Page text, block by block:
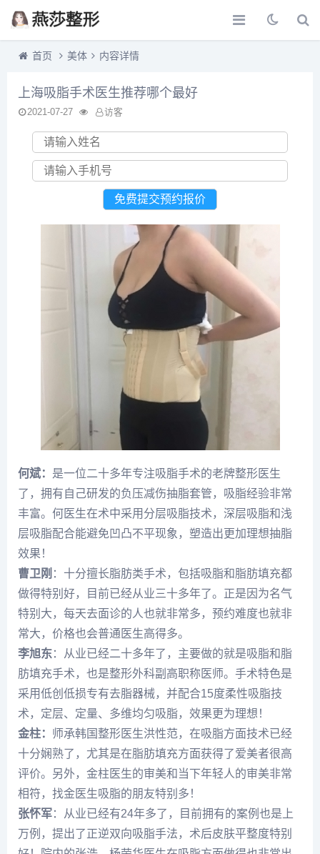
首页 美体 内容详情
上海吸脂手术医生推荐哪个最好
2021-07-27 访客
何斌： 是一位二十多年专注吸脂手术的老牌整形医生
了，拥有自己研发的负压减伤抽脂套管，吸脂经验非常
丰富。何医生在术中采用分层吸脂技术，深层吸脂和浅
层吸脂配合能避免凹凸不平现象，塑造出更加理想抽脂
效果！
曹卫刚 ：十分擅长脂肪类手术，包括吸脂和脂肪填充都
做得特别好，目前已经从业三十多年了。正是因为名气
特别大，每天去面诊的人也就非常多，预约难度也就非
常大，价格也会普通医生高得多。
李旭东：从业已经二十多年了，主要做的就是吸脂和脂
肪填充手术，也是整形外科副高职称医师。手术特色是
采用低创低损专有去脂器械，并配合15度柔性吸脂技
术，定层、定量、多维均匀吸脂，效果更为理想！
金柱： 师承韩国整形医生洪性范，在吸脂方面技术已经
十分娴熟了，尤其是在脂肪填充方面获得了爱美者很高
评价。另外，金柱医生的审美和当下年轻人的审美非常
相符，找金医生吸脂的朋友特别多！
张怀军：从业已经有24年多了，目前拥有的案例也是上
万例，提出了正逆双向吸脂手法，术后皮肤平整度特别